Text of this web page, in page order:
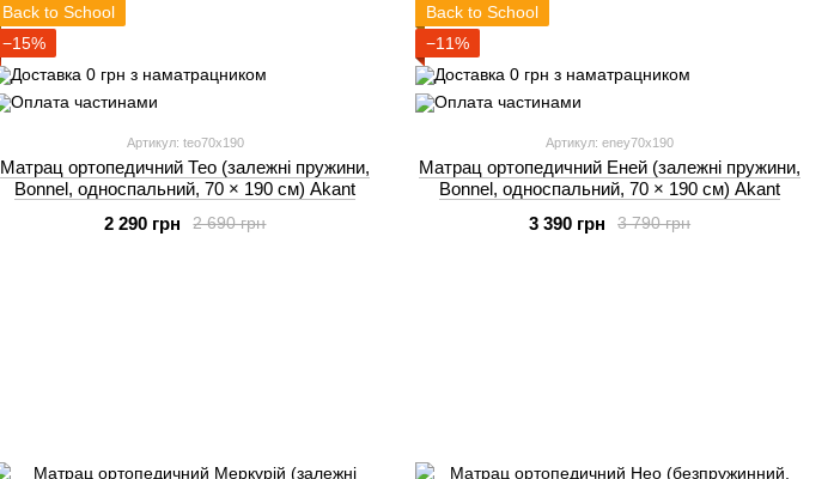
Back to School
−15%
Артикул: teo70x190
Матрац ортопедичний Тео (залежні пружини,
Bonnel, односпальний, 70 × 190 см) Akant
2 690 грн
2 290 грн
Back to School
−11%
Артикул: eney70x190
Матрац ортопедичний Еней (залежні пружини,
Bonnel, односпальний, 70 × 190 см) Akant
3 790 грн
3 390 грн